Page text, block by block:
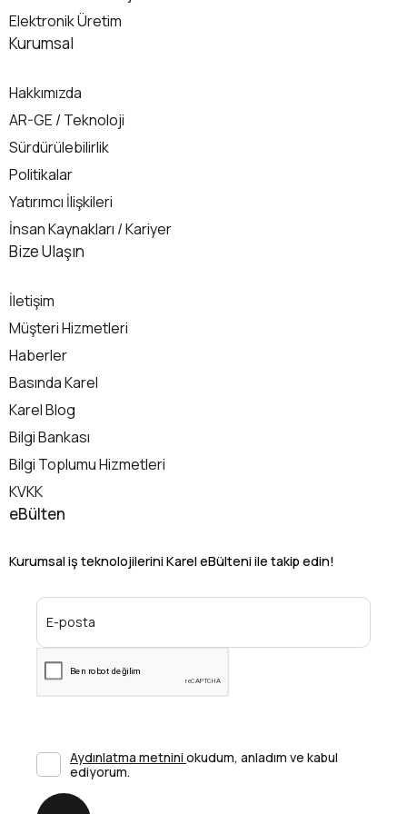
Elektronik Üretim
Kurumsal
Hakkımızda
AR-GE / Teknoloji
Sürdürülebilirlik
Politikalar
Yatırımcı İlişkileri
İnsan Kaynakları / Kariyer
İletişim
Bize Ulaşın
İletişim
Müşteri Hizmetleri
Haberler
Basında Karel
Karel Blog
Bilgi Bankası
Bilgi Toplumu Hizmetleri
KVKK
eBülten
Kurumsal iş teknolojilerini Karel eBülteni ile takip edin!
Aydınlatma metnini okudum, anladım ve kabul
ediyorum.